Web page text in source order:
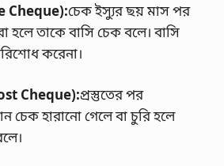
Cheque):চেক ইস্যুর ছয় মাস পর
হলে তাকে বাসি চেক বলে। বাসি
করেনা।
Cheque):প্রস্তুতের পর
চেক হারানো গেলে বা চুরি হলে